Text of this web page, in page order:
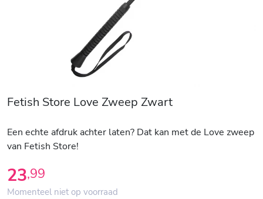
Fetish Store Love Zweep Zwart
Een echte afdruk achter laten? Dat kan met de Love zweep
van Fetish Store!
23,99
Momenteel niet op voorraad